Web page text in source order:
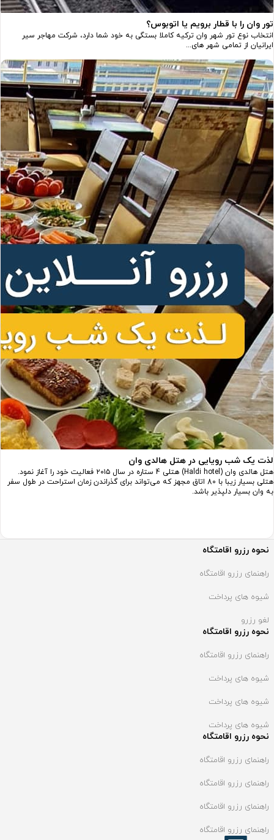
تور وان را با قطار برویم یا اتوبوس؟
انتخاب نوع تور شهر وان ترکیه کاملا بستگی به خود شما دارد، شرکت مهاجر سیر
ایرانیان از تمامی شهر های...
لذت یک شب رویایی در هتل هالدی وان
هتل هالدی وان (Haldi hotel) هتلی 4 ستاره در سال ۲۰۱۵ فعالیت خود را آغاز نمود.
هتلی بسیار زیبا با 80 اتاق مجهز که می‌تواند برای گذراندن زمان استراحت در طول سفر
به وان بسیار دلپذیر باشد.
نحوه رزرو اقامتگاه
راهنمای رزرو اقامتگاه
شیوه های پرداخت
لغو رزرو
نحوه رزرو اقامتگاه
راهنمای رزرو اقامتگاه
شیوه های پرداخت
شیوه های پرداخت
شیوه های پرداخت
نحوه رزرو اقامتگاه
راهنمای رزرو اقامتگاه
راهنمای رزرو اقامتگاه
راهنمای رزرو اقامتگاه
راهنمای رزرو اقامتگاه